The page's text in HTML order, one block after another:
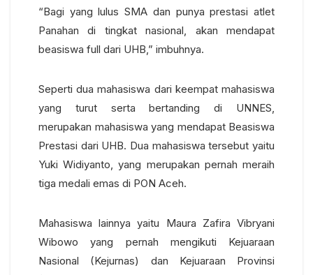
“Bagi yang lulus SMA dan punya prestasi atlet
Panahan di tingkat nasional, akan mendapat
beasiswa full dari UHB,” imbuhnya.
Seperti dua mahasiswa dari keempat mahasiswa
yang turut serta bertanding di UNNES,
merupakan mahasiswa yang mendapat Beasiswa
Prestasi dari UHB. Dua mahasiswa tersebut yaitu
Yuki Widiyanto, yang merupakan pernah meraih
tiga medali emas di PON Aceh.
Mahasiswa lainnya yaitu Maura Zafira Vibryani
Wibowo yang pernah mengikuti Kejuaraan
Nasional (Kejurnas) dan Kejuaraan Provinsi